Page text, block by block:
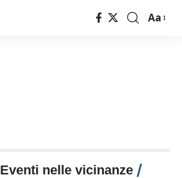
Font
Aa
Eventi nelle vicinanze